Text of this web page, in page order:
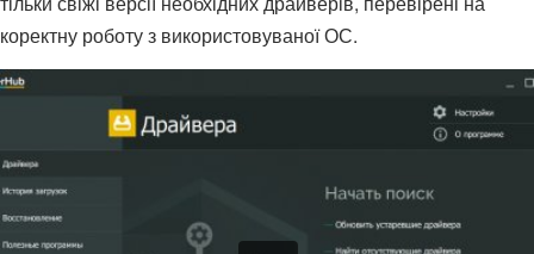
коректну роботу з використовуваної ОС.